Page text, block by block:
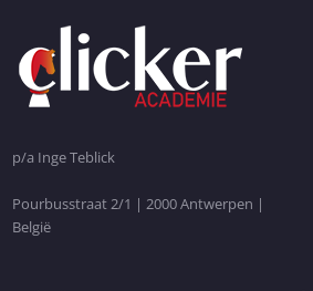
p/a Inge Teblick
Pourbusstraat 2/1 | 2000 Antwerpen |
België